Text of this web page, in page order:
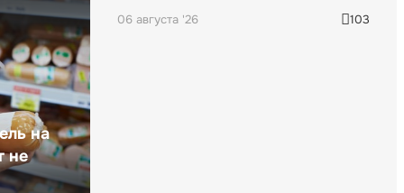
на
не
06 августа '26 103